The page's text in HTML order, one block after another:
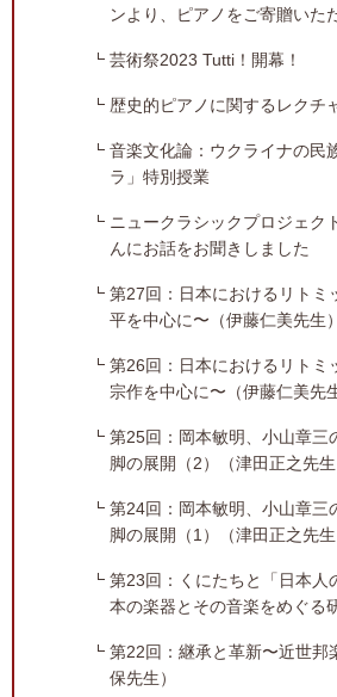
ンより、ピアノをご寄贈いた
芸術祭2023 Tutti！開幕！
歴史的ピアノに関するレクチ
音楽文化論：ウクライナの民
ラ」特別授業
ニュークラシックプロジェク
んにお話をお聞きしました
第27回：日本におけるリトミ
平を中心に〜（伊藤仁美先生）
第26回：日本におけるリトミ
宗作を中心に〜（伊藤仁美先
第25回：岡本敏明、小山章三
脚の展開（2）（津田正之先生
第24回：岡本敏明、小山章三
脚の展開（1）（津田正之先生
第23回：くにたちと「日本人
本の楽器とその音楽をめぐる
第22回：継承と革新〜近世邦
保先生）